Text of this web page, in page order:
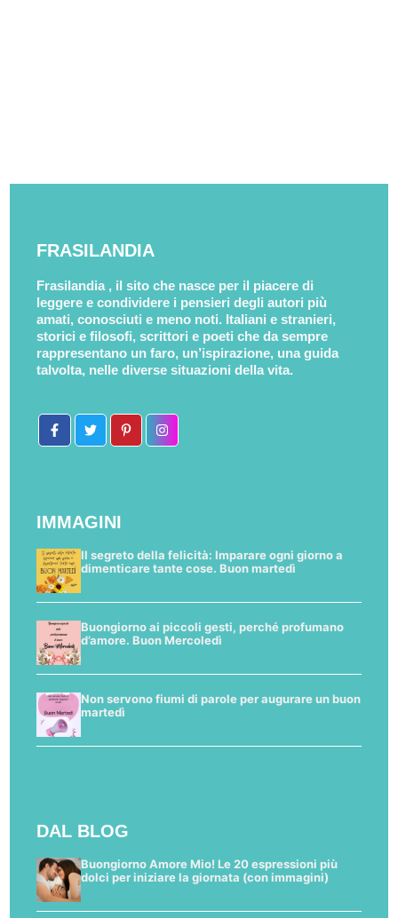
FRASILANDIA
Frasilandia , il sito che nasce per il piacere di
leggere e condividere i pensieri degli autori più
amati, conosciuti e meno noti. Italiani e stranieri,
storici e filosofi, scrittori e poeti che da sempre
rappresentano un faro, un’ispirazione, una guida
talvolta, nelle diverse situazioni della vita.
IMMAGINI
Il segreto della felicità: Imparare ogni giorno a
dimenticare tante cose. Buon martedì
Buongiorno ai piccoli gesti, perché profumano
d’amore. Buon Mercoledì
Non servono fiumi di parole per augurare un buon
martedì
DAL BLOG
Buongiorno Amore Mio! Le 20 espressioni più
dolci per iniziare la giornata (con immagini)